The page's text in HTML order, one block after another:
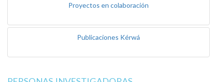
Proyectos en colaboración
Publicaciones Kérwá